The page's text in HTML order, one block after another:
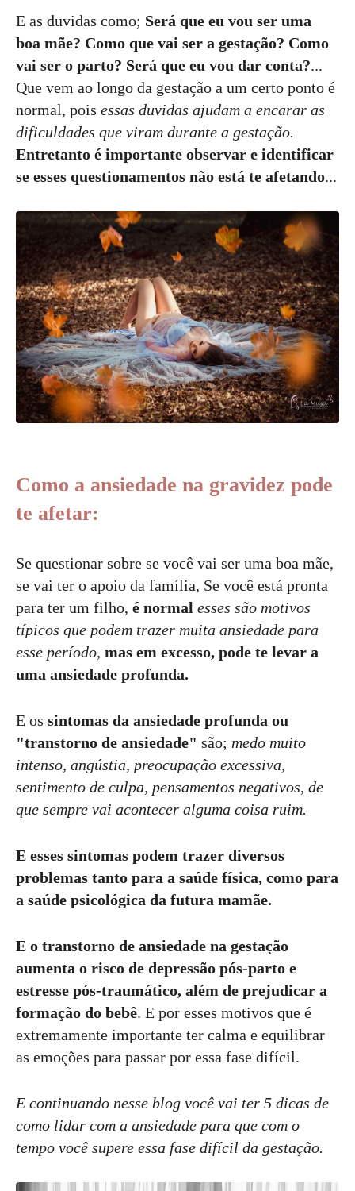
E as duvidas como; Será que eu vou ser uma
boa mãe? Como que vai ser a gestação? Como
vai ser o parto? Será que eu vou dar conta?...
Que vem ao longo da gestação a um certo ponto é
normal, pois essas duvidas ajudam a encarar as
dificuldades que viram durante a gestação.
Entretanto é importante observar e identificar
se esses questionamentos não está te afetando...
Como a ansiedade na gravidez pode
te afetar:
Se questionar sobre se você vai ser uma boa mãe,
se vai ter o apoio da família, Se você está pronta
para ter um filho, é normal esses são motivos
típicos que podem trazer muita ansiedade para
esse período, mas em excesso, pode te levar a
uma ansiedade profunda.
E os sintomas da ansiedade profunda ou
"transtorno de ansiedade" são; medo muito
intenso, angústia, preocupação excessiva,
sentimento de culpa, pensamentos negativos, de
que sempre vai acontecer alguma coisa ruim.
E esses sintomas podem trazer diversos
problemas tanto para a saúde física, como para
a saúde psicológica da futura mamãe.
E o transtorno de ansiedade na gestação
aumenta o risco de depressão pós-parto e
estresse pós-traumático, além de prejudicar a
formação do bebê. E por esses motivos que é
extremamente importante ter calma e equilibrar
as emoções para passar por essa fase difícil.
E continuando nesse blog você vai ter 5 dicas de
como lidar com a ansiedade para que com o
tempo você supere essa fase difícil da gestação.